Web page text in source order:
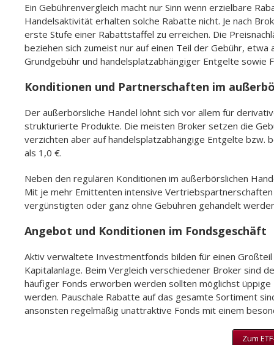
Ein Gebührenvergleich macht nur Sinn wenn erzielbare
Handelsaktivität erhalten solche Rabatte nicht. Je nach
erste Stufe einer Rabattstaffel zu erreichen. Die
beziehen sich zumeist nur auf einen Teil der Gebühr,
Grundgebühr und handelsplatzabhängiger Entgelte sowie
Konditionen und Partnerschaften im
Der außerbörsliche Handel lohnt sich vor allem für
strukturierte Produkte. Die meisten Broker setzen die
verzichten aber auf handelsplatzabhängige Entgelte bzw.
als 1,0 €.
Neben den regulären Konditionen im außerbörslichen
Mit je mehr Emittenten intensive
vergünstigten oder ganz ohne Gebühren gehandelt
Angebot und Konditionen im Fondsgeschäft
Aktiv verwaltete Investmentfonds bilden für einen
Kapitalanlage. Beim Vergleich verschiedener Broker sind
häufiger Fonds erworben werden sollten möglichst
werden. Pauschale Rabatte auf das gesamte Sortiment
ansonsten regelmäßig unattraktive Fonds mit einem
Zum